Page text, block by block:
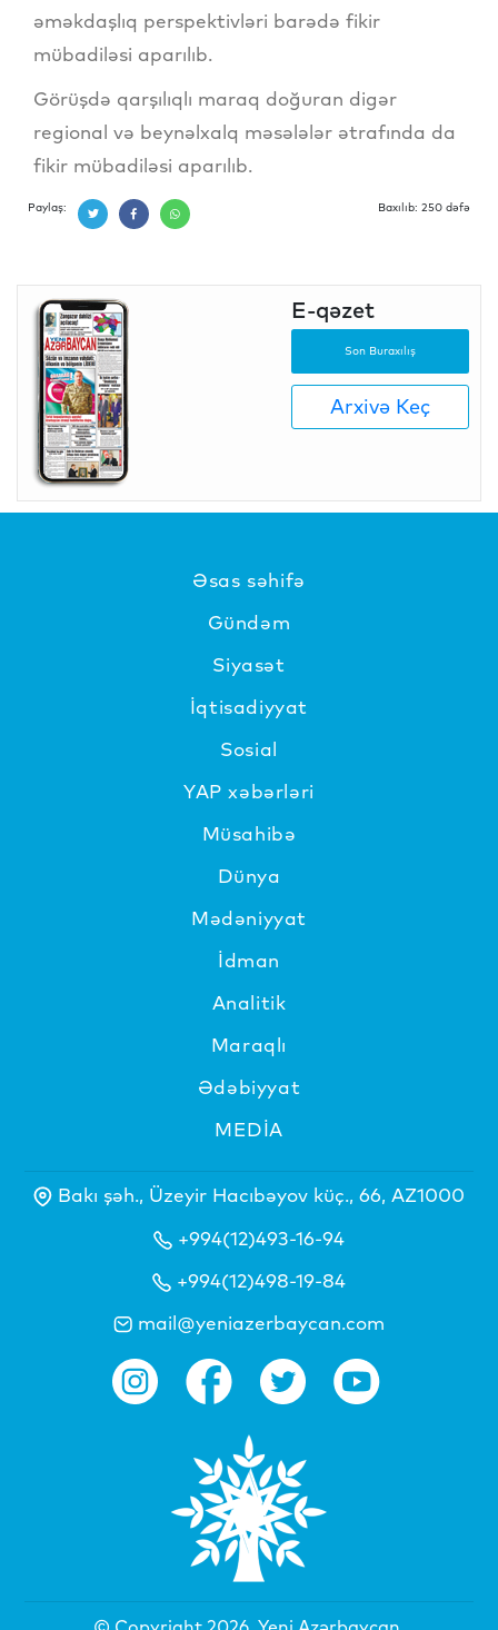
əməkdaşlıq perspektivləri barədə fikir
mübadiləsi aparılıb.
Görüşdə qarşılıqlı maraq doğuran digər
regional və beynəlxalq məsələlər ətrafında da
fikir mübadiləsi aparılıb.
Paylaş: Baxılıb: 250 dəfə
E-qəzet
Son Buraxılış
Arxivə Keç
Əsas səhifə
Gündəm
Siyasət
İqtisadiyyat
Sosial
YAP xəbərləri
Müsahibə
Dünya
Mədəniyyat
İdman
Analitik
Maraqlı
Ədəbiyyat
MEDİA
Bakı şəh., Üzeyir Hacıbəyov küç., 66, AZ1000
+994(12)493-16-94
+994(12)498-19-84
mail@yeniazerbaycan.com